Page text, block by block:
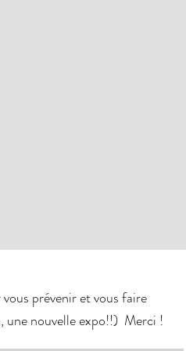
prévenir et vous faire
une nouvelle expo!!) Merci !